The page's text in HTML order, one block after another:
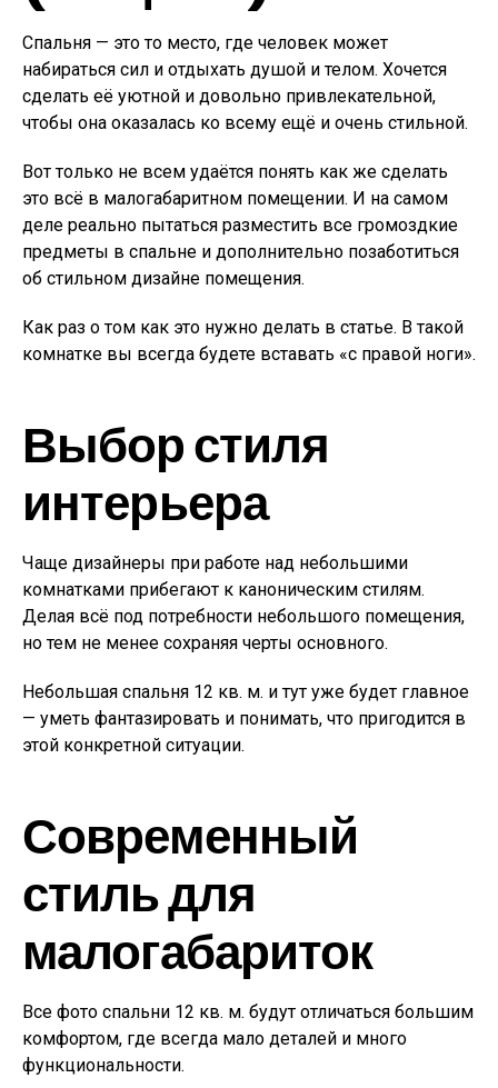
Спальня — это то место, где человек может
набираться сил и отдыхать душой и телом. Хочется
сделать её уютной и довольно привлекательной,
чтобы она оказалась ко всему ещё и очень стильной.
Вот только не всем удаётся понять как же сделать
это всё в малогабаритном помещении. И на самом
деле реально пытаться разместить все громоздкие
предметы в спальне и дополнительно позаботиться
об стильном дизайне помещения.
Как раз о том как это нужно делать в статье. В такой
комнатке вы всегда будете вставать «с правой ноги».
Выбор стиля
интерьера
Чаще дизайнеры при работе над небольшими
комнатками прибегают к каноническим стилям.
Делая всё под потребности небольшого помещения,
но тем не менее сохраняя черты основного.
Небольшая спальня 12 кв. м. и тут уже будет главное
— уметь фантазировать и понимать, что пригодится в
этой конкретной ситуации.
Современный
стиль для
малогабариток
Все фото спальни 12 кв. м. будут отличаться большим
комфортом, где всегда мало деталей и много
функциональности.